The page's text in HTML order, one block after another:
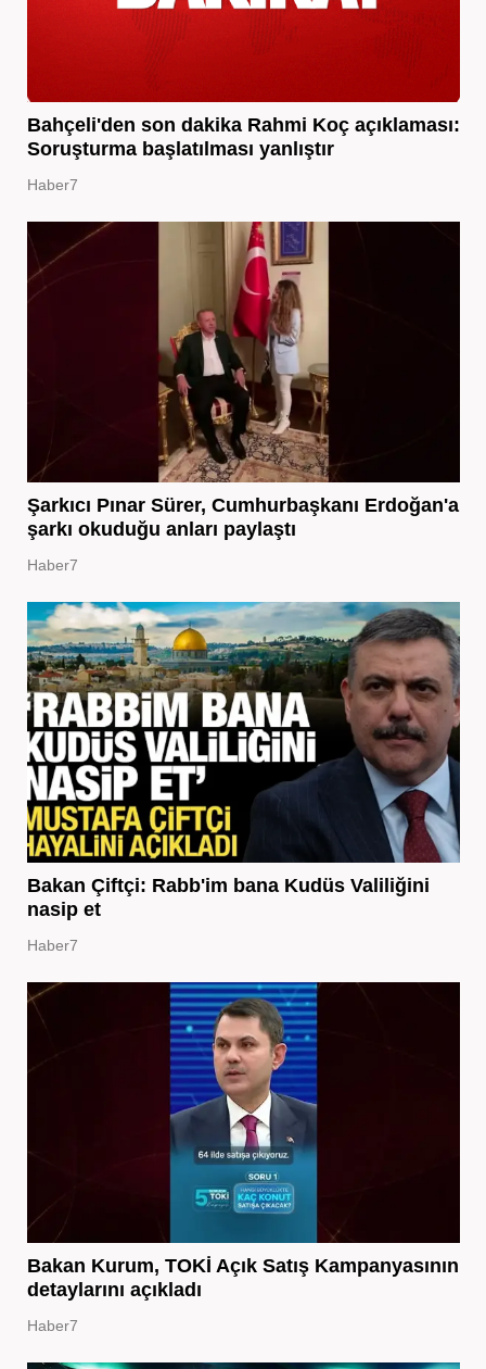
Bahçeli'den son dakika Rahmi Koç açıklaması:
Soruşturma başlatılması yanlıştır
Haber7
Şarkıcı Pınar Sürer, Cumhurbaşkanı Erdoğan'a
şarkı okuduğu anları paylaştı
Haber7
Bakan Çiftçi: Rabb'im bana Kudüs Valiliğini
nasip et
Haber7
Bakan Kurum, TOKİ Açık Satış Kampanyasının
detaylarını açıkladı
Haber7